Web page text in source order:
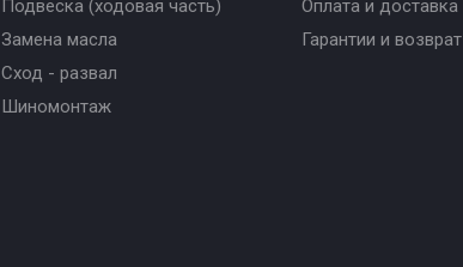
Подвеска (ходовая часть)
Замена масла
Сход - развал
Шиномонтаж
Оплата и доставка
Гарантии и возврат